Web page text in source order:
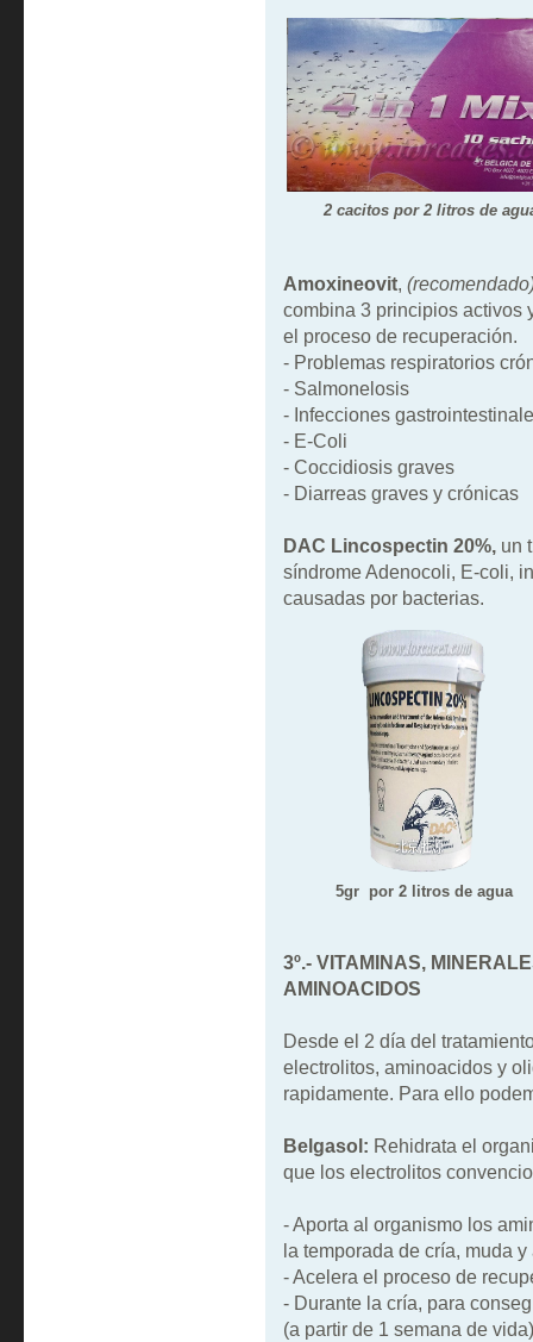
2 cacitos por 2 litros de
Amoxineovit,
combina 3 principios activos
el proceso de recuperación.
- Problemas respiratorios
- Salmonelosis
- Infecciones
- E-Coli
- Coccidiosis graves
- Diarreas graves y crónicas
DAC Lincospectin 20%,un
síndrome Adenocoli, E-coli,
causadas por bacterias.
5gr por 2 litros de agua
3º.- VITAMINAS,
AMINOACIDOS
Desde el 2 día del
electrolitos, aminoacidos y
rapidamente. Para ello
Belgasol: Rehidrata el
que los electrolitos
- Aporta al organismo los
la temporada de cría, muda
- Acelera el proceso de
- Durante la cría, para
(a partir de 1 semana de